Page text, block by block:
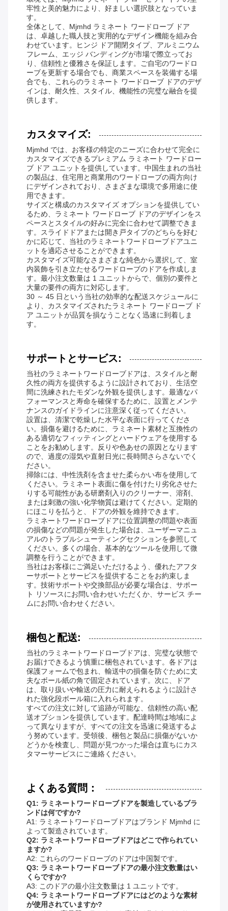
牢性と美的魅力により、好ましい選択肢となっていま
す。
全体として、Mjmhd ラミネート ワードローブ ドア
は、卓越した職人技と実用的なデザイン機能を組み合
わせています。ヒンジ ドア開閉タイプ、アルミニウム
フレーム、エッジ バンディングが市場で際立ってお
り、信頼性と優雅さを保証します。ご自宅のワードロ
ーブを更新する場合でも、商業スペースを装備する場
合でも、これらのラミネート ワードローブ ドアのデザ
インは、耐久性、スタイル、機能性の完璧な融合を提
供します。
カスタマイズ:
Mjmhd では、お客様の特定のニーズに合わせて完全に
カスタマイズできるプレミアム ラミネート ワードロー
ブ ドア ユニットを提供しています。中国生まれの当社
の製品は、住宅用と商業用のワードローブの両方向け
にデザインされており、さまざまな環境で多用途に使
用できます。
サイズと構成のカスタマイズ オプションを提供してい
るため、ラミネート ワードローブ ドアのデザインをス
ペースとスタイルの好みに完全に合わせて調整できま
す。スライドドアまたは開き戸タイプのどちらを好む
かに応じて、当社のラミネートワードローブドアユニ
ットを適応させることができます。
カスタマイズ可能なさまざまな純色から選択して、室
内装飾を引き立たせるワードローブのドアを作成しま
す。最小注文数量は 1 ユニットからで、個別の要件と
大量の要件の両方に対応します。
30 ～ 45 日という当社の効率的な配送スケジュールに
より、カスタマイズされたラミネート ワードローブ ド
ア ユニットが品質を損なうことなく迅速に到着しま
す。
サポートとサービス:
当社のラミネートワードローブドアは、スタイルと耐
久性の両方を提供するように設計されており、生活空
間に洗練されたモダンな外観を提供します。最適なパ
フォーマンスと寿命を確保するために、設置とメンテ
ナンスのガイドラインに注意深く従ってください。
設置は、清潔で乾燥した水平な表面に行ってくださ
い。損傷を避けるために、ラミネート素材と互換性の
ある適切なフィッティングとハードウェアを使用する
ことをお勧めします。反りや色あせの原因となります
ので、過度の湿気や直射日光に長時間さらさないでく
ださい。
掃除には、中性洗剤を含ませた柔らかい布を使用して
ください。ラミネート表面に傷を付けたり劣化させた
りする可能性がある研磨剤入りのクリーナー、溶剤、
または刺激の強い化学物質は避けてください。定期的
にほこりを払うと、ドアの外観を維持できます。
ラミネートワードローブドアに位置調整の問題や表面
の損傷などの問題が発生した場合は、ユーザーマニュ
アルのトラブルシューティングセクションを参照して
ください。多くの場合、基本的なツールを使用して微
調整を行うことができます。
当社はお客様にご満足いただけるよう、優れたアフタ
ーサポートとサービスを提供することをお約束しま
す。技術サポートや交換部品が必要な場合は、サポー
ト リソースにお問い合わせいただくか、サービス チー
ムにお問い合わせください。
梱包と配送:
当社のラミネートワードローブドアは、完璧な状態で
お届けできるよう慎重に梱包されています。各ドアは
保護フォームで包まれ、輸送中の損傷を防ぐために丈
夫なボール紙の角で固定されています。次に、ドア
は、取り扱いや輸送の圧力に耐えられるように設計さ
れた強化段ボール箱に入れられます。
すべての注文に対して追跡が可能な、信頼性の高い配
送オプションを提供しています。配達時間は地域によ
って異なりますが、すべての注文を迅速に発送するよ
う努めています。受領後、梱包と製品に損傷がないか
どうかを検査し、問題が見つかった場合は直ちにカス
タマーサービスにご連絡ください。
よくある質問：
Q1: ラミネートワードローブドアを製造しているブラ
ンドは何ですか?
A1: ラミネートワードローブドアはブランド Mjmhd に
よって製造されています。
Q2: ラミネートワードローブドアはどこで作られてい
ますか?
A2: これらのワードローブのドアは中国製です。
Q3: ラミネートワードローブドアの最小注文数量はい
くらですか?
A3: このドアの最小注文数量は 1 ユニットです。
Q4: ラミネートワードローブドアにはどのような素材
が使用されていますか?